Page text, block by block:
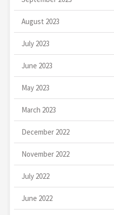
August 2023
July 2023
June 2023
May 2023
March 2023
December 2022
November 2022
July 2022
June 2022